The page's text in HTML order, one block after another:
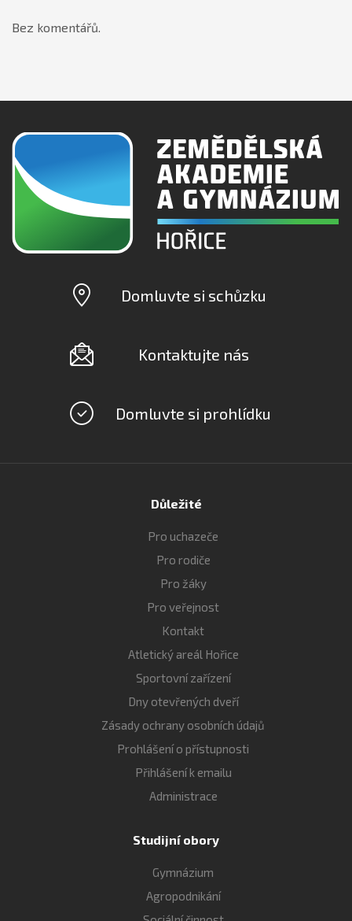
Bez komentářů.
Domluvte si schůzku
Kontaktujte nás
Domluvte si prohlídku
Důležité
Pro uchazeče
Pro rodiče
Pro žáky
Pro veřejnost
Kontakt
Atletický areál Hořice
Sportovní zařízení
Dny otevřených dveří
Zásady ochrany osobních údajů
Prohlášení o přístupnosti
Přihlášení k emailu
Administrace
Studijní obory
Gymnázium
Agropodnikání